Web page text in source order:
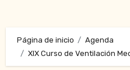
Página de inicio
Agenda
XIX Curso de Ventilación